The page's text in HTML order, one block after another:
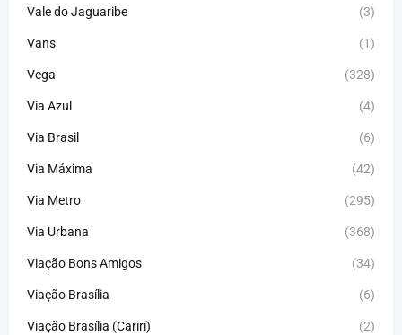
Vale do Jaguaribe (3)
Vans (1)
Vega (328)
Via Azul (4)
Via Brasil (6)
Via Máxima (42)
Via Metro (295)
Via Urbana (368)
Viação Bons Amigos (34)
Viação Brasília (6)
Viação Brasília (Cariri) (2)